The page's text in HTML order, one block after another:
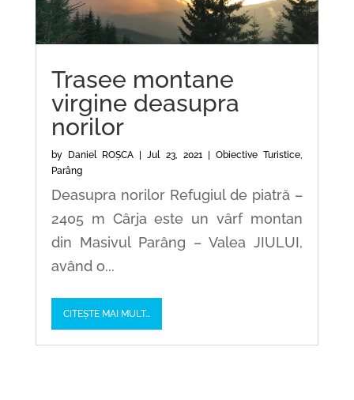
Trasee montane
virgine deasupra
norilor
by Daniel ROȘCA |Jul 23, 2021 |Obiective Turistice
Parâng
Deasupra norilor Refugiul de piatră –
2405 m Cârja este un vârf montan
din Masivul Parâng – Valea JIULUI,
având o...
CITEȘTE MAI MULT...